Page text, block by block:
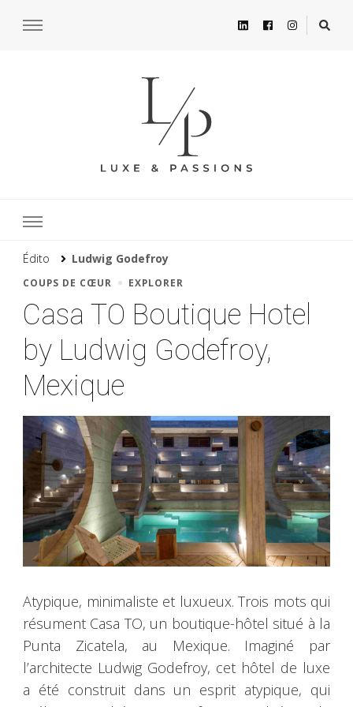
Édito Ludwig Godefroy
COUPS DE CŒUR EXPLORER
Casa TO Boutique Hotel
by Ludwig Godefroy,
Mexique
Atypique, minimaliste et luxueux. Trois mots qui
résument Casa TO, un boutique-hôtel situé à la
Punta Zicatela, au Mexique. Imaginé par
l’architecte Ludwig Godefroy, cet hôtel de luxe
a été construit dans un esprit atypique, qui